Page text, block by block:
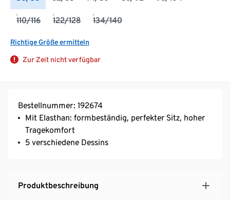
110/116 122/128 134/140
Richtige Größe ermitteln
Zur Zeit nicht verfügbar
Bestellnummer: 192674
Mit Elasthan: formbeständig, perfekter Sitz, hoher
Tragekomfort
5 verschiedene Dessins
Produktbeschreibung